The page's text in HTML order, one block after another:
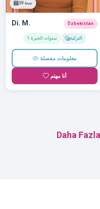
39 سنة
Di. M. Özbekistan
1 سنوات الخبرة التركية
معلومات مفصلة
أنا مهتم
Daha